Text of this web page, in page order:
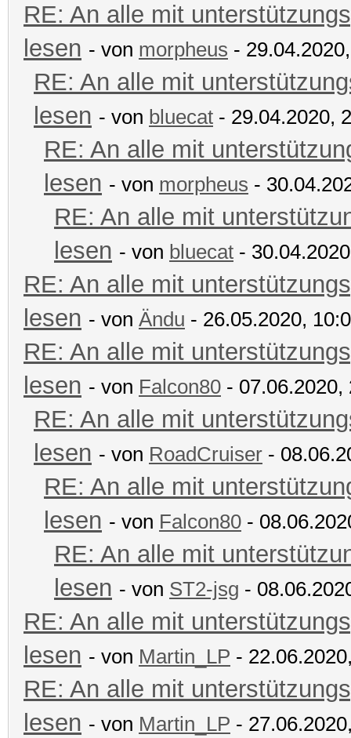
RE: An alle mit
lesen - von morpheus -
RE: An alle mit
lesen - von bluecat - 29.04.2020,
RE: An alle mit
lesen - von morpheus -
RE: An alle mit
lesen - von bluecat -
RE: An alle mit
lesen - von Ändu - 26.05.2020,
RE: An alle mit
lesen - von Falcon80 - 07.06.2020,
RE: An alle mit
lesen - von RoadCruiser -
RE: An alle mit
lesen - von Falcon80 -
RE: An alle mit
lesen - von ST2-jsg -
RE: An alle mit
lesen - von Martin_LP -
RE: An alle mit
lesen - von Martin_LP -